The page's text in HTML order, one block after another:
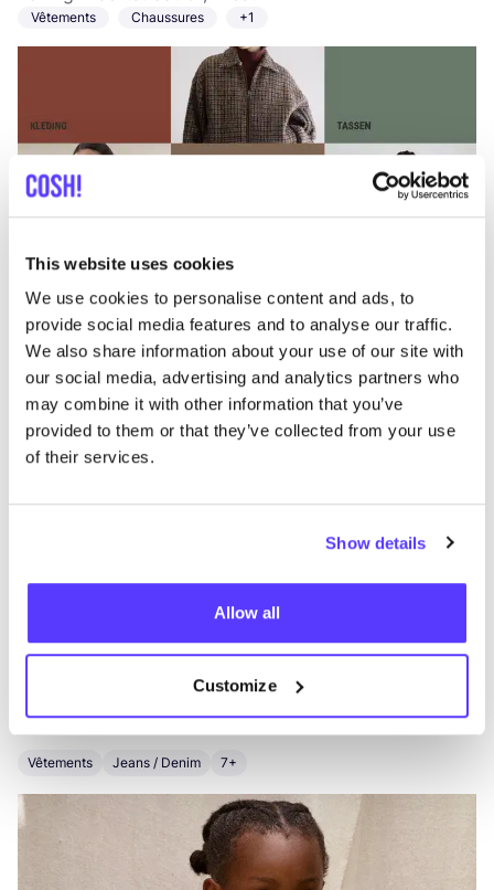
This website uses cookies
We use cookies to personalise content and ads, to
provide social media features and to analyse our traffic.
We also share information about your use of our site with
our social media, advertising and analytics partners who
may combine it with other information that you’ve
provided to them or that they’ve collected from your use
of their services.
Show details
Allow all
Customize
Vêtements Chaussures +1
Ajouter à l'itinéraire Visiter la boutique en ligne
List Map
Autres marques
My Little Cozmo
Vêtements Jeans / Denim 7+